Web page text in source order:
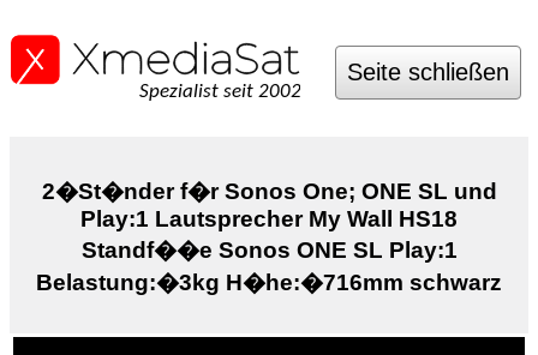
Spezialist seit 2002
Seite schließen
2�St�nder f�r Sonos One; ONE SL und
Play:1 Lautsprecher My Wall HS18
Standf��e Sonos ONE SL Play:1
Belastung:�3kg H�he:�716mm schwarz